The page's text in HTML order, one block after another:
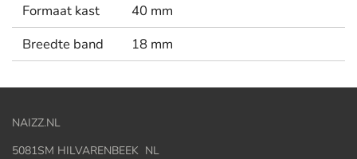
Formaat kast
40 mm
Breedte band
18 mm
NAIZZ.NL
5081SM HILVARENBEEK NL